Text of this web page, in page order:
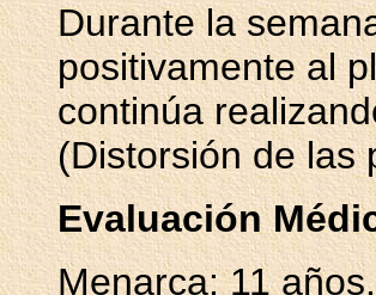
Durante la
positivamente al
continúa
(Distorsión de las
Evaluación
Menarca: 11 años.